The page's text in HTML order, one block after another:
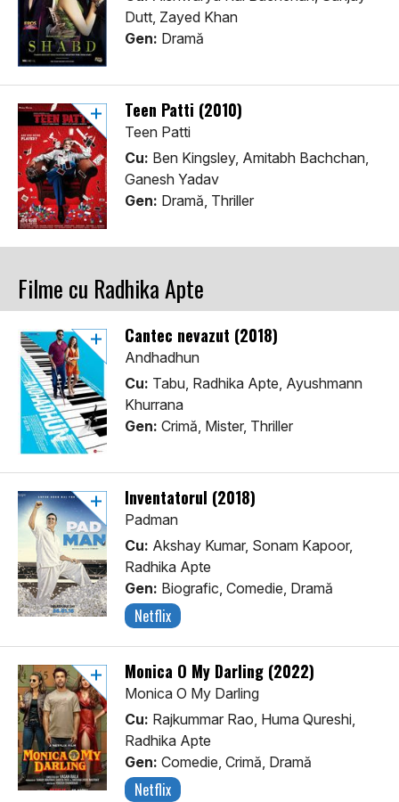
Dutt, Zayed Khan
Gen: Dramă
Teen Patti (2010)
Teen Patti
Cu: Ben Kingsley, Amitabh Bachchan,
Ganesh Yadav
Gen: Dramă, Thriller
Filme cu Radhika Apte
Cantec nevazut (2018)
Andhadhun
Cu: Tabu, Radhika Apte, Ayushmann
Khurrana
Gen: Crimă, Mister, Thriller
Inventatorul (2018)
Padman
Cu: Akshay Kumar, Sonam Kapoor,
Radhika Apte
Gen: Biografic, Comedie, Dramă
Netflix
Monica O My Darling (2022)
Monica O My Darling
Cu: Rajkummar Rao, Huma Qureshi,
Radhika Apte
Gen: Comedie, Crimă, Dramă
Netflix